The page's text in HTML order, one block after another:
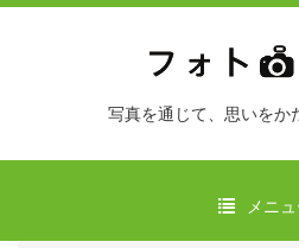
写真を通じて、思いをか
メニ